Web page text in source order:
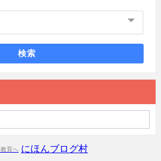
検索
にほんブログ村